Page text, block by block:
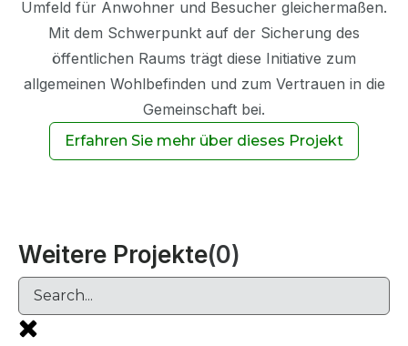
Umfeld für Anwohner und Besucher gleichermaßen.
Mit dem Schwerpunkt auf der Sicherung des
öffentlichen Raums trägt diese Initiative zum
allgemeinen Wohlbefinden und zum Vertrauen in die
Gemeinschaft bei.
Erfahren Sie mehr über dieses Projekt
Weitere Projekte(0)